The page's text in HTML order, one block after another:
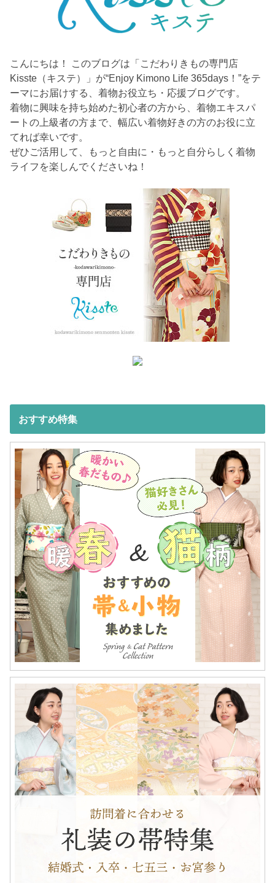
こんにちは！ このブログは「こだわりきもの専門店
Kisste（キステ）」が“Enjoy Kimono Life 365days！”をテ
ーマにお届けする、着物お役立ち・応援ブログです。
着物に興味を持ち始めた初心者の方から、着物エキスパ
ートの上級者の方まで、幅広い着物好きの方のお役に立
てれば幸いです。
ぜひご活用して、もっと自由に・もっと自分らしく着物
ライフを楽しんでくださいね！
おすすめ特集